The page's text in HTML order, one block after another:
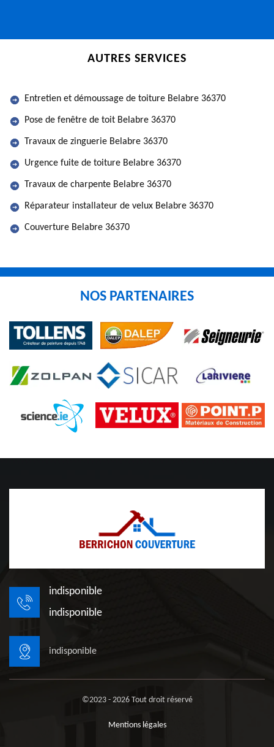
AUTRES SERVICES
Entretien et démoussage de toiture Belabre 36370
Pose de fenêtre de toit Belabre 36370
Travaux de zinguerie Belabre 36370
Urgence fuite de toiture Belabre 36370
Travaux de charpente Belabre 36370
Réparateur installateur de velux Belabre 36370
Couverture Belabre 36370
NOS PARTENAIRES
indisponible
indisponible
indisponible
©2023 - 2026 Tout droit réservé
Mentions légales